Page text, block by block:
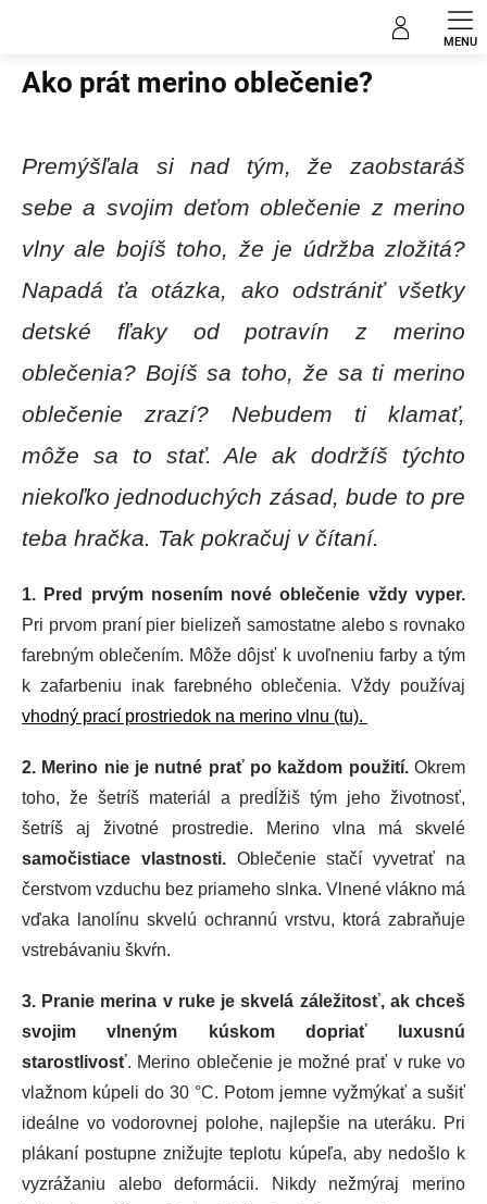
Ako prát merino oblečenie?
Premýšľala si nad tým, že zaobstaráš
sebe a svojim deťom oblečenie z merino
vlny ale bojíš toho, že je údržba zložitá?
Napadá ťa otázka, ako odstrániť všetky
detské fľaky od potravín z merino
oblečenia? Bojíš sa toho, že sa ti merino
oblečenie zrazí? Nebudem ti klamať,
môže sa to stať. Ale ak dodržíš týchto
niekoľko jednoduchých zásad, bude to pre
teba hračka. Tak pokračuj v čítaní.
1. Pred prvým nosením nové oblečenie vždy vyper.
Pri prvom praní pier bielizeň samostatne alebo s rovnako
farebným oblečením. Môže dôjsť k uvoľneniu farby a tým
k zafarbeniu inak farebného oblečenia. Vždy používaj
vhodný prací prostriedok na merino vlnu (tu).
2. Merino nie je nutné prať po každom použití.Okrem
toho, že šetríš materiál a predĺžiš tým jeho životnosť,
šetríš aj životné prostredie. Merino vlna má skvelé
samočistiace vlastnosti.Oblečenie stačí vyvetrať na
čerstvom vzduchu bez priameho slnka. Vlnené vlákno má
vďaka lanolínu skvelú ochrannú vrstvu, ktorá zabraňuje
vstrebávaniu škvŕn.
3. Pranie merina v ruke je skvelá záležitosť, ak chceš
svojim vlneným kúskom dopriať luxusnú
starostlivosť. Merino oblečenie je možné prať v ruke vo
vlažnom kúpeli do 30 °C. Potom jemne vyžmýkať a sušiť
ideálne vo vodorovnej polohe, najlepšie na uteráku. Pri
plákaní postupne znižujte teplotu kúpeľa, aby nedošlo k
vyzrážaniu alebo deformácii. Nikdy nežmýraj merino